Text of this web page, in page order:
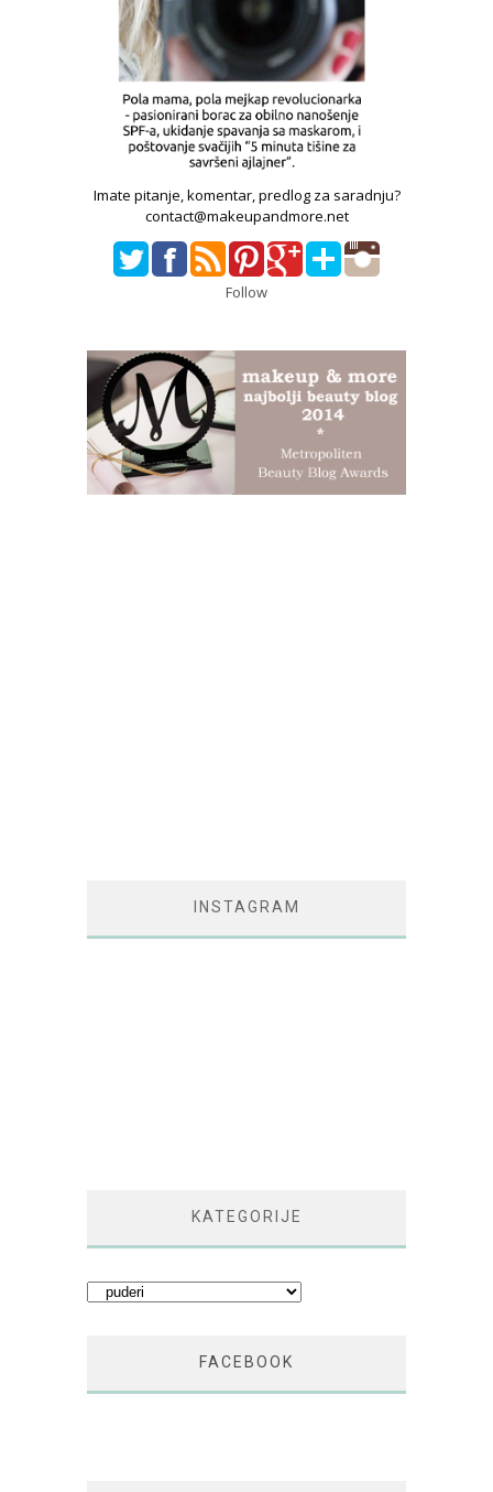
Imate pitanje, komentar, predlog za saradnju?
contact@makeupandmore.net
Follow
INSTAGRAM
KATEGORIJE
Kategorije
FACEBOOK